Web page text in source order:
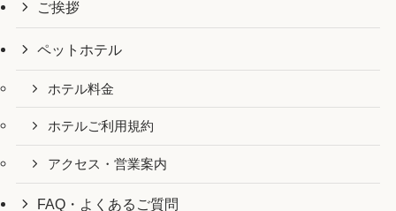
ご挨拶
ペットホテル
ホテル料金
ホテルご利用規約
アクセス・営業案内
FAQ・よくあるご質問